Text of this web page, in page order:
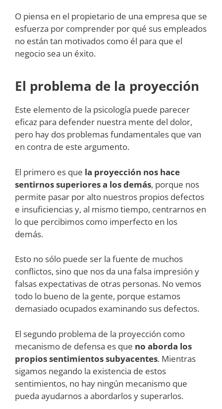
O piensa en el propietario de una empresa que se
esfuerza por comprender por qué sus empleados
no están tan motivados como él para que el
negocio sea un éxito.
El problema de la proyección
Este elemento de la psicología puede parecer
eficaz para defender nuestra mente del dolor,
pero hay dos problemas fundamentales que van
en contra de este argumento.
El primero es que la proyección nos hace
sentirnos superiores a los demás, porque nos
permite pasar por alto nuestros propios defectos
e insuficiencias y, al mismo tiempo, centrarnos en
lo que percibimos como imperfecto en los
demás.
Esto no sólo puede ser la fuente de muchos
conflictos, sino que nos da una falsa impresión y
falsas expectativas de otras personas. No vemos
todo lo bueno de la gente, porque estamos
demasiado ocupados examinando sus defectos.
El segundo problema de la proyección como
mecanismo de defensa es que no aborda los
propios sentimientos subyacentes. Mientras
sigamos negando la existencia de estos
sentimientos, no hay ningún mecanismo que
pueda ayudarnos a abordarlos y superarlos.